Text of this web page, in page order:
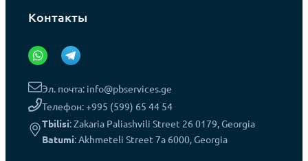
Контакты
Эл. почта: info@pbservices.ge
Телефон: +995 (599) 65 44 54
Tbilisi: Zakaria Paliashvili Street 26 0179, Georgia
Batumi: Akhmeteli Street 7a 6000, Georgia